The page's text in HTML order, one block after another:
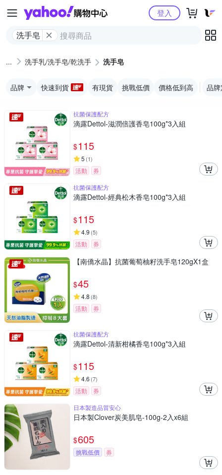
Yahoo購物中心
洗手皂
登入
洗手乳/洗手皂/乾洗手 洗手皂
品牌 快速到貨 有現貨 挑戰低價 價格低到高 品
抗菌保護配方
滴露Dettol-滋潤倍護香皂100g*3入組
$115
5 (1)
活動
券
抗菌保護配方
滴露Dettol-經典松木香皂100g*3入組
$115
4.9 (5)
活動 券
【南僑水晶】抗菌葡萄柚籽洗手皂120gX1盒
$45
4.8 (8)
活動 券
抗菌保護配方
滴露Dettol-清新柑橘香皂100g*3入組
$115
4.6 (7)
活動
券
日本製造品質安心
日本製Clover炭美肌皂-100g-2入x6組
$605
挑戰低價 券